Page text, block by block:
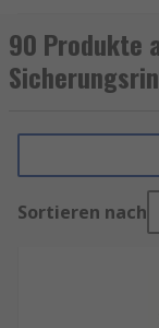
Gehäusen zu
Mechanismen,
rotieren oder
Sprengringe
finden Sie
RS bietet eine
all Ihre
90 Produkte
Sortieren nach